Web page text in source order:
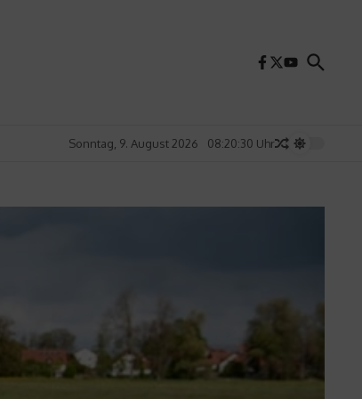
Sonntag, 9. August 2026 08:20:32 Uhr